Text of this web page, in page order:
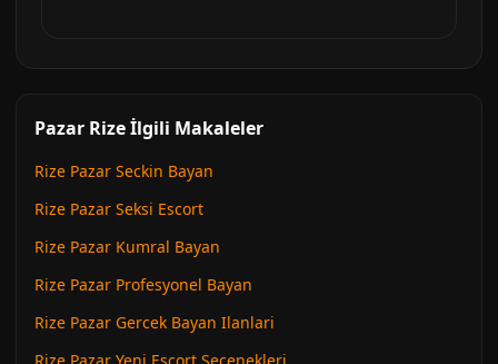
Pazar Rize İlgili Makaleler
Rize Pazar Seckin Bayan
Rize Pazar Seksi Escort
Rize Pazar Kumral Bayan
Rize Pazar Profesyonel Bayan
Rize Pazar Gercek Bayan Ilanlari